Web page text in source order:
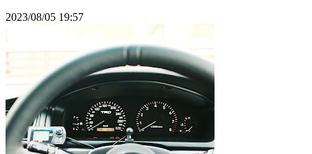
2023/08/05 19:57